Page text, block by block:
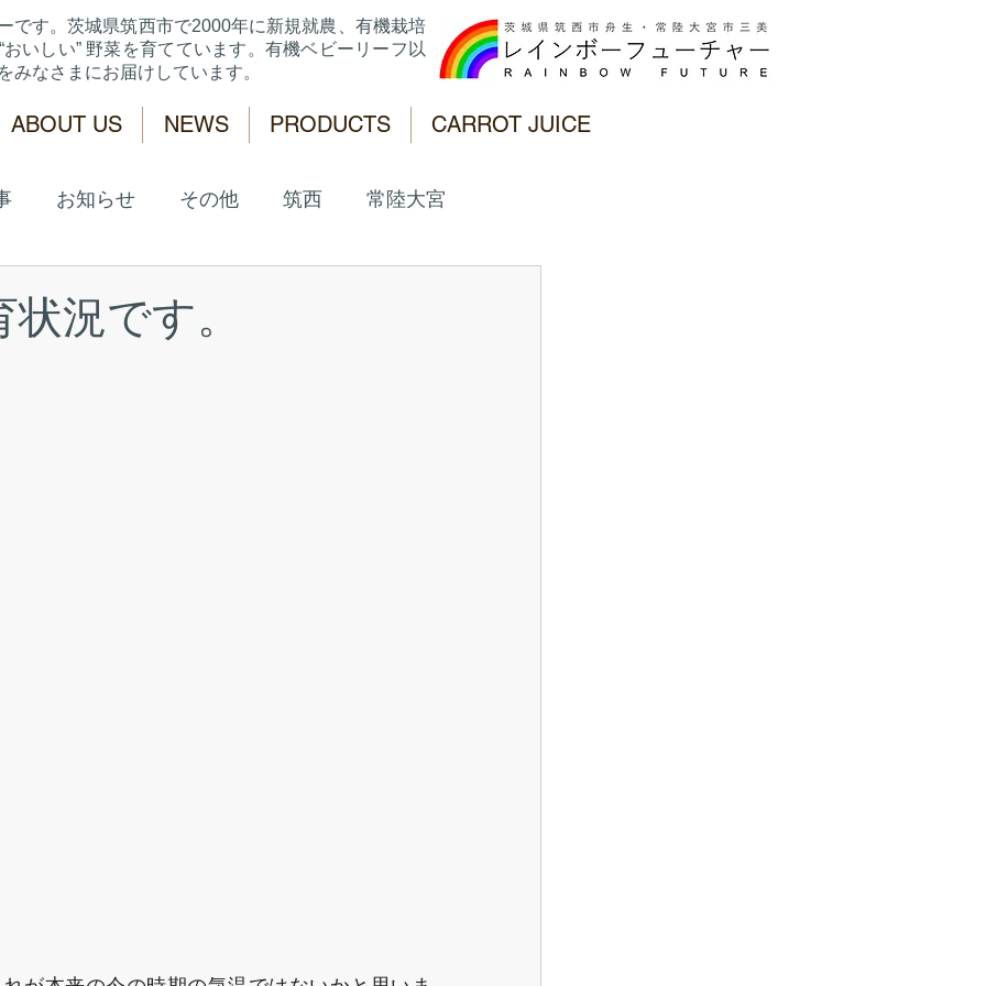
です。茨城県筑西市で2000年に新規就農、有機栽培
“おいしい” 野菜を育てています。有機ベビーリーフ以
みなさまにお届けしています。
ABOUT US NEWS PRODUCTS CARROT JUICE
お知らせ その他 筑西 常陸大宮
況です。